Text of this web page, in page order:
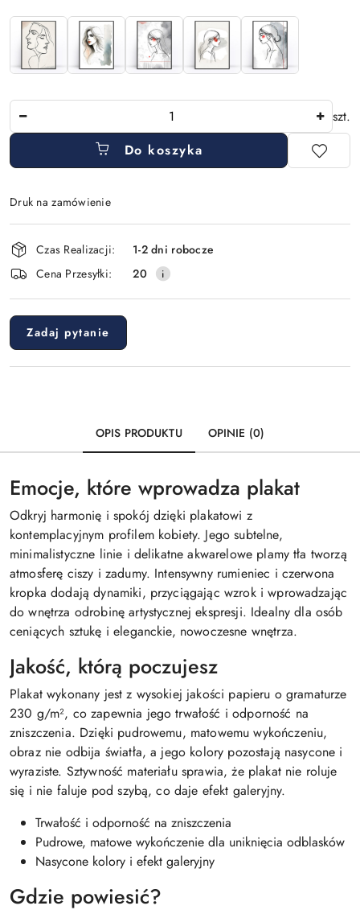
szt.
Do koszyka
Druk na zamówienie
Dostępność
i
dostawa
Czas Realizacji:
1-2 dni robocze
Cena Przesyłki:
20
Zadaj pytanie
OPIS PRODUKTU OPINIE (0)
Emocje, które wprowadza plakat
Odkryj harmonię i spokój dzięki plakatowi z
kontemplacyjnym profilem kobiety. Jego subtelne,
minimalistyczne linie i delikatne akwarelowe plamy tła tworzą
atmosferę ciszy i zadumy. Intensywny rumieniec i czerwona
kropka dodają dynamiki, przyciągając wzrok i wprowadzając
do wnętrza odrobinę artystycznej ekspresji. Idealny dla osób
ceniących sztukę i eleganckie, nowoczesne wnętrza.
Jakość, którą poczujesz
Plakat wykonany jest z wysokiej jakości papieru o gramaturze
230 g/m², co zapewnia jego trwałość i odporność na
zniszczenia. Dzięki pudrowemu, matowemu wykończeniu,
obraz nie odbija światła, a jego kolory pozostają nasycone i
wyraziste. Sztywność materiału sprawia, że plakat nie roluje
się i nie faluje pod szybą, co daje efekt galeryjny.
Trwałość i odporność na zniszczenia
Pudrowe, matowe wykończenie dla uniknięcia odblasków
Nasycone kolory i efekt galeryjny
Gdzie powiesić?